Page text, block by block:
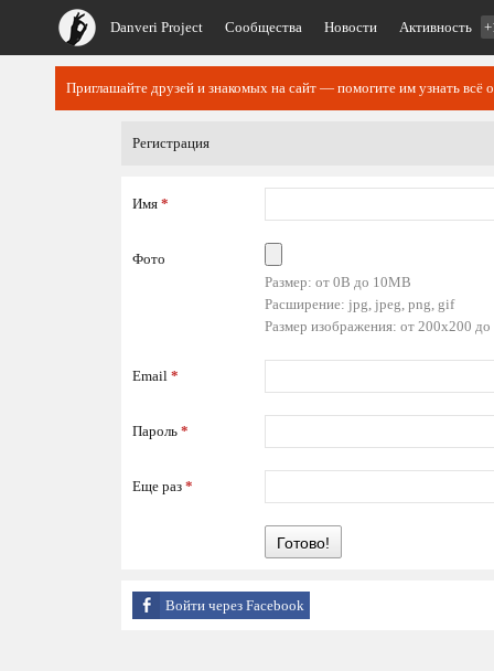
Danveri Project Сообщества Новости Активность
Приглашайте друзей и знакомых на сайт — помогите им узнать всё
Регистрация
Имя *
Фото
Размер: от 0B до 10MB
Расширение: jpg, jpeg, png, gif
Размер изображения: от 200x200
Email *
Пароль *
Еще раз *
Готово!
Войти через Facebook